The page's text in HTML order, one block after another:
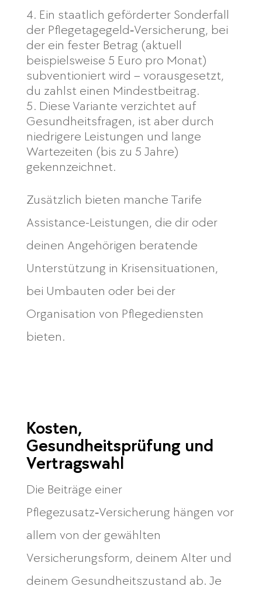
Ein staatlich geförderter Sonderfall
der Pflegetagegeld‑Versicherung, bei
der ein fester Betrag (aktuell
beispielsweise 5 Euro pro Monat)
subventioniert wird – vorausgesetzt,
du zahlst einen Mindestbeitrag.
Diese Variante verzichtet auf
Gesundheitsfragen, ist aber durch
niedrigere Leistungen und lange
Wartezeiten (bis zu 5 Jahre)
gekennzeichnet.
Zusätzlich bieten manche Tarife
Assistance-Leistungen, die dir oder
deinen Angehörigen beratende
Unterstützung in Krisensituationen,
bei Umbauten oder bei der
Organisation von Pflegediensten
bieten.
Kosten,
Gesundheitsprüfung und
Vertragswahl
Die Beiträge einer
Pflegezusatz‑Versicherung hängen vor
allem von der gewählten
Versicherungsform, deinem Alter und
deinem Gesundheitszustand ab. Je